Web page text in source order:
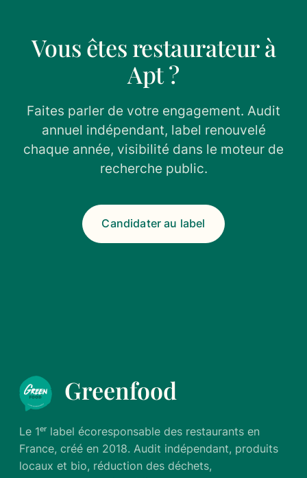
Vous êtes restaurateur à
Apt ?
Faites parler de votre engagement. Audit
annuel indépendant, label renouvelé
chaque année, visibilité dans le moteur de
recherche public.
Candidater au label
Greenfood
Le 1ᵉʳ label écoresponsable des restaurants en
France, créé en 2018. Audit indépendant, produits
locaux et bio, réduction des déchets,